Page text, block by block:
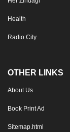
Health
Radio City
OTHER LINKS
About Us
Book Print Ad
Sitemap.html